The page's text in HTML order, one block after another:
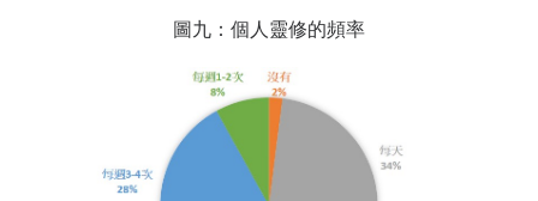
圖九：個人靈修的頻率